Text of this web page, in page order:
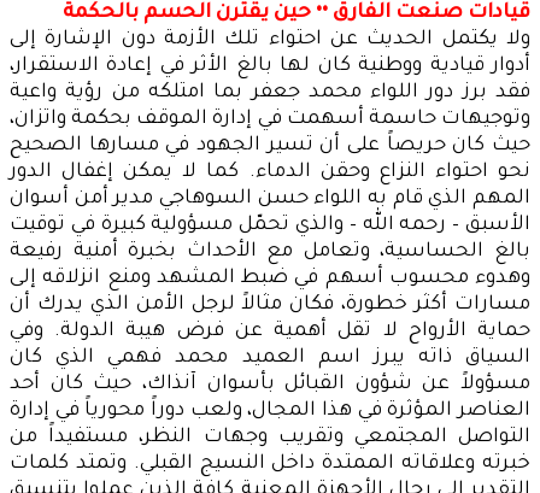
قيادات صنعت الفارق •• حين يقترن الحسم بالحكمة
ولا يكتمل الحديث عن احتواء تلك الأزمة دون الإشارة إلى
أدوار قيادية ووطنية كان لها بالغ الأثر في إعادة الاستقرار،
فقد برز دور اللواء محمد جعفر بما امتلكه من رؤية واعية
وتوجيهات حاسمة أسهمت في إدارة الموقف بحكمة واتزان،
حيث كان حريصاً على أن تسير الجهود في مسارها الصحيح
نحو احتواء النزاع وحقن الدماء. كما لا يمكن إغفال الدور
المهم الذي قام به اللواء حسن السوهاجي مدير أمن أسوان
الأسبق – رحمه الله – والذي تحمّل مسؤولية كبيرة في توقيت
بالغ الحساسية، وتعامل مع الأحداث بخبرة أمنية رفيعة
وهدوء محسوب أسهم في ضبط المشهد ومنع انزلاقه إلى
مسارات أكثر خطورة، فكان مثالاً لرجل الأمن الذي يدرك أن
حماية الأرواح لا تقل أهمية عن فرض هيبة الدولة. وفي
السياق ذاته يبرز اسم العميد محمد فهمي الذي كان
مسؤولاً عن شؤون القبائل بأسوان آنذاك، حيث كان أحد
العناصر المؤثرة في هذا المجال، ولعب دوراً محورياً في إدارة
التواصل المجتمعي وتقريب وجهات النظر، مستفيداً من
خبرته وعلاقاته الممتدة داخل النسيج القبلي. وتمتد كلمات